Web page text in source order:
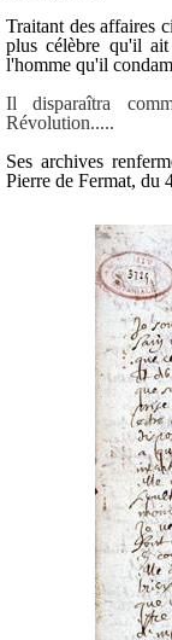
Traitant des affaires
plus célèbre qu'il
l'homme qu'il
Il disparaîtra
Révolution.....
Ses archives
Pierre de Fermat, du